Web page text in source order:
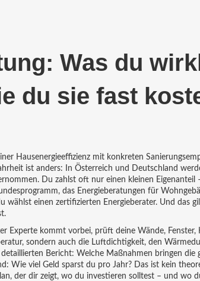
Was du
du sie fast
Hausenergieeffizienz mit konkreten
ist anders: In Österreich und Deutschland
Du zahlst oft nur einen kleinen Eigenanteil
das Energieberatungen für
wählst einen zertifizierten Energieberater. Und das
Experte kommt vorbei, prüft deine Wände,
sondern auch die Luftdichtigkeit, den
Bericht: Welche Maßnahmen bringen die
Wie viel Geld sparst du pro Jahr? Das ist kein
der dir zeigt, wo du investieren solltest – und wo